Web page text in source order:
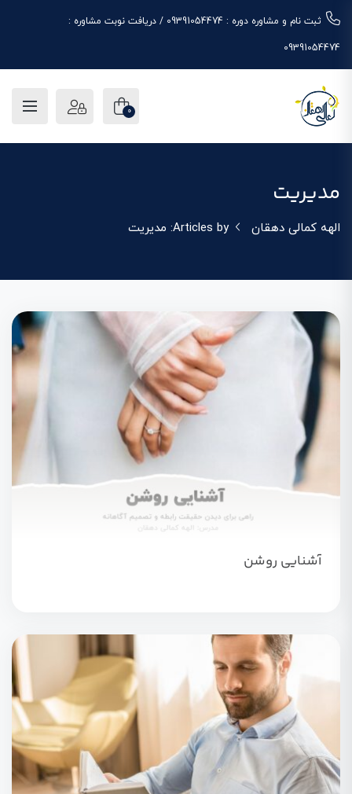
ثبت نام و مشاوره دوره : 09391054474 / دریافت نوبت مشاوره :
09391054474
0
مدیریت
الهه کمالی دهقان Articles by: مدیریت
آشنایی روشن